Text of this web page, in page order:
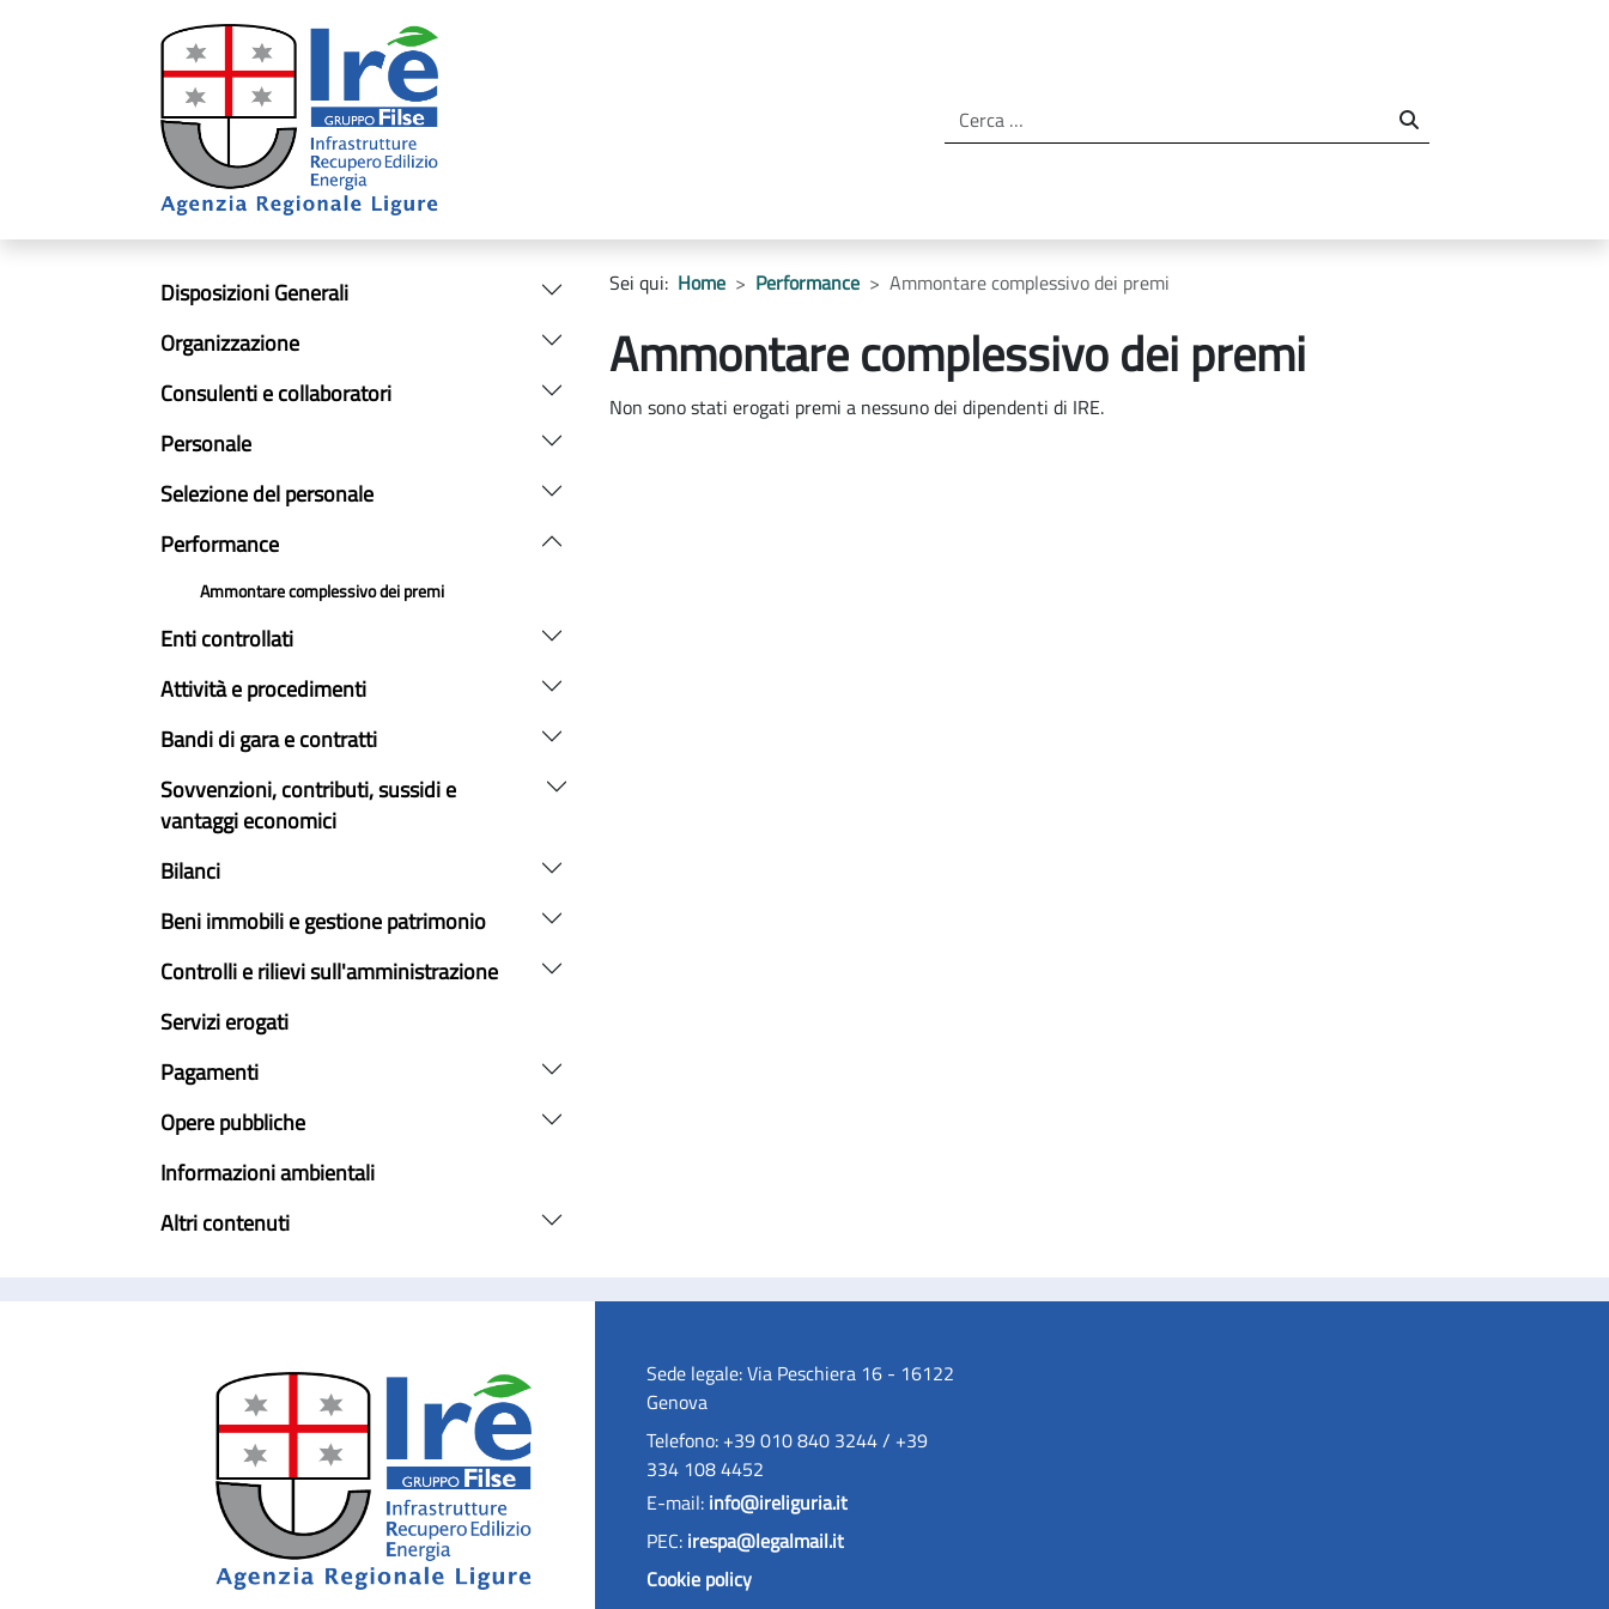
Disposizioni Generali
Organizzazione
Consulenti e collaboratori
Personale
Selezione del personale
Performance
Ammontare complessivo dei premi
Enti controllati
Attività e procedimenti
Bandi di gara e contratti
Sovvenzioni, contributi, sussidi e
vantaggi economici
Bilanci
Beni immobili e gestione patrimonio
Controlli e rilievi sull'amministrazione
Servizi erogati
Pagamenti
Opere pubbliche
Informazioni ambientali
Altri contenuti
Sei qui: Home Performance Ammontare complessivo dei premi
Ammontare complessivo dei premi
Non sono stati erogati premi a nessuno dei dipendenti di IRE.
Sede legale: Via Peschiera 16 - 16122
Genova
Telefono: +39 010 840 3244 / +39
334 108 4452
E-mail: info@ireliguria.it
PEC: irespa@legalmail.it
Cookie policy